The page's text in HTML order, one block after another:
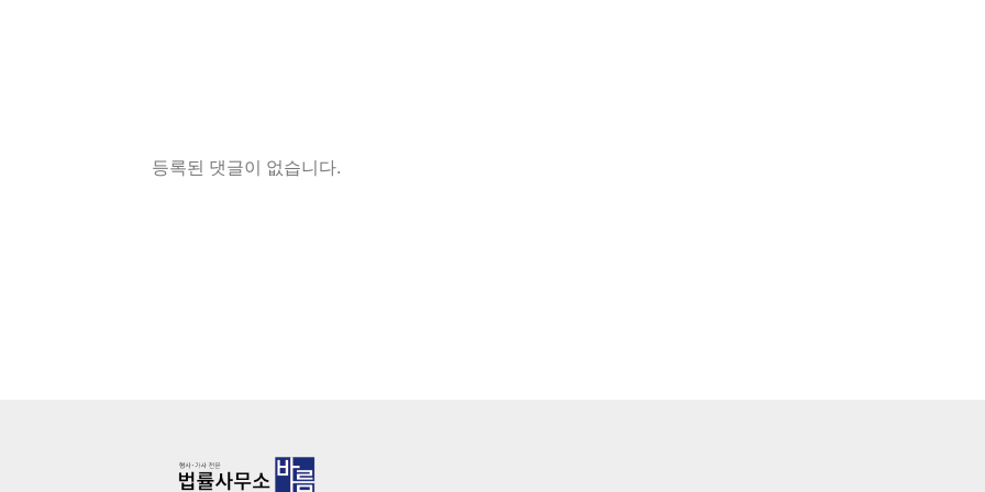
등록된 댓글이 없습니다.